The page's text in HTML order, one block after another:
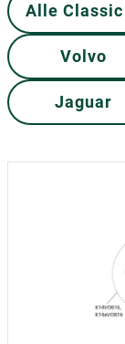
Alle Classic
Volvo
Jaguar